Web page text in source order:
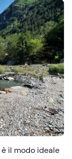
è il modo ideale